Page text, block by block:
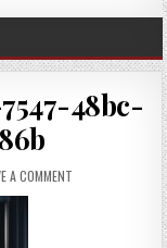
48bc-
A COMMENT ON